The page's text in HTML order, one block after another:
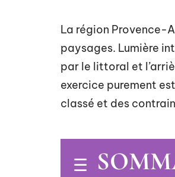
La région Provence-
paysages. Lumière
par le littoral et
exercice purement
classé et des